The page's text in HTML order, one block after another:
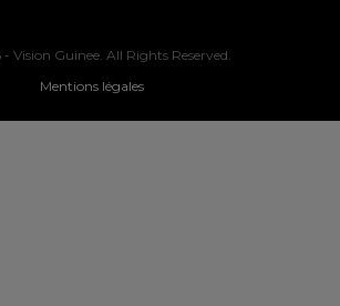
Vision Guinee. All Rights Reserved.
Mentions légales